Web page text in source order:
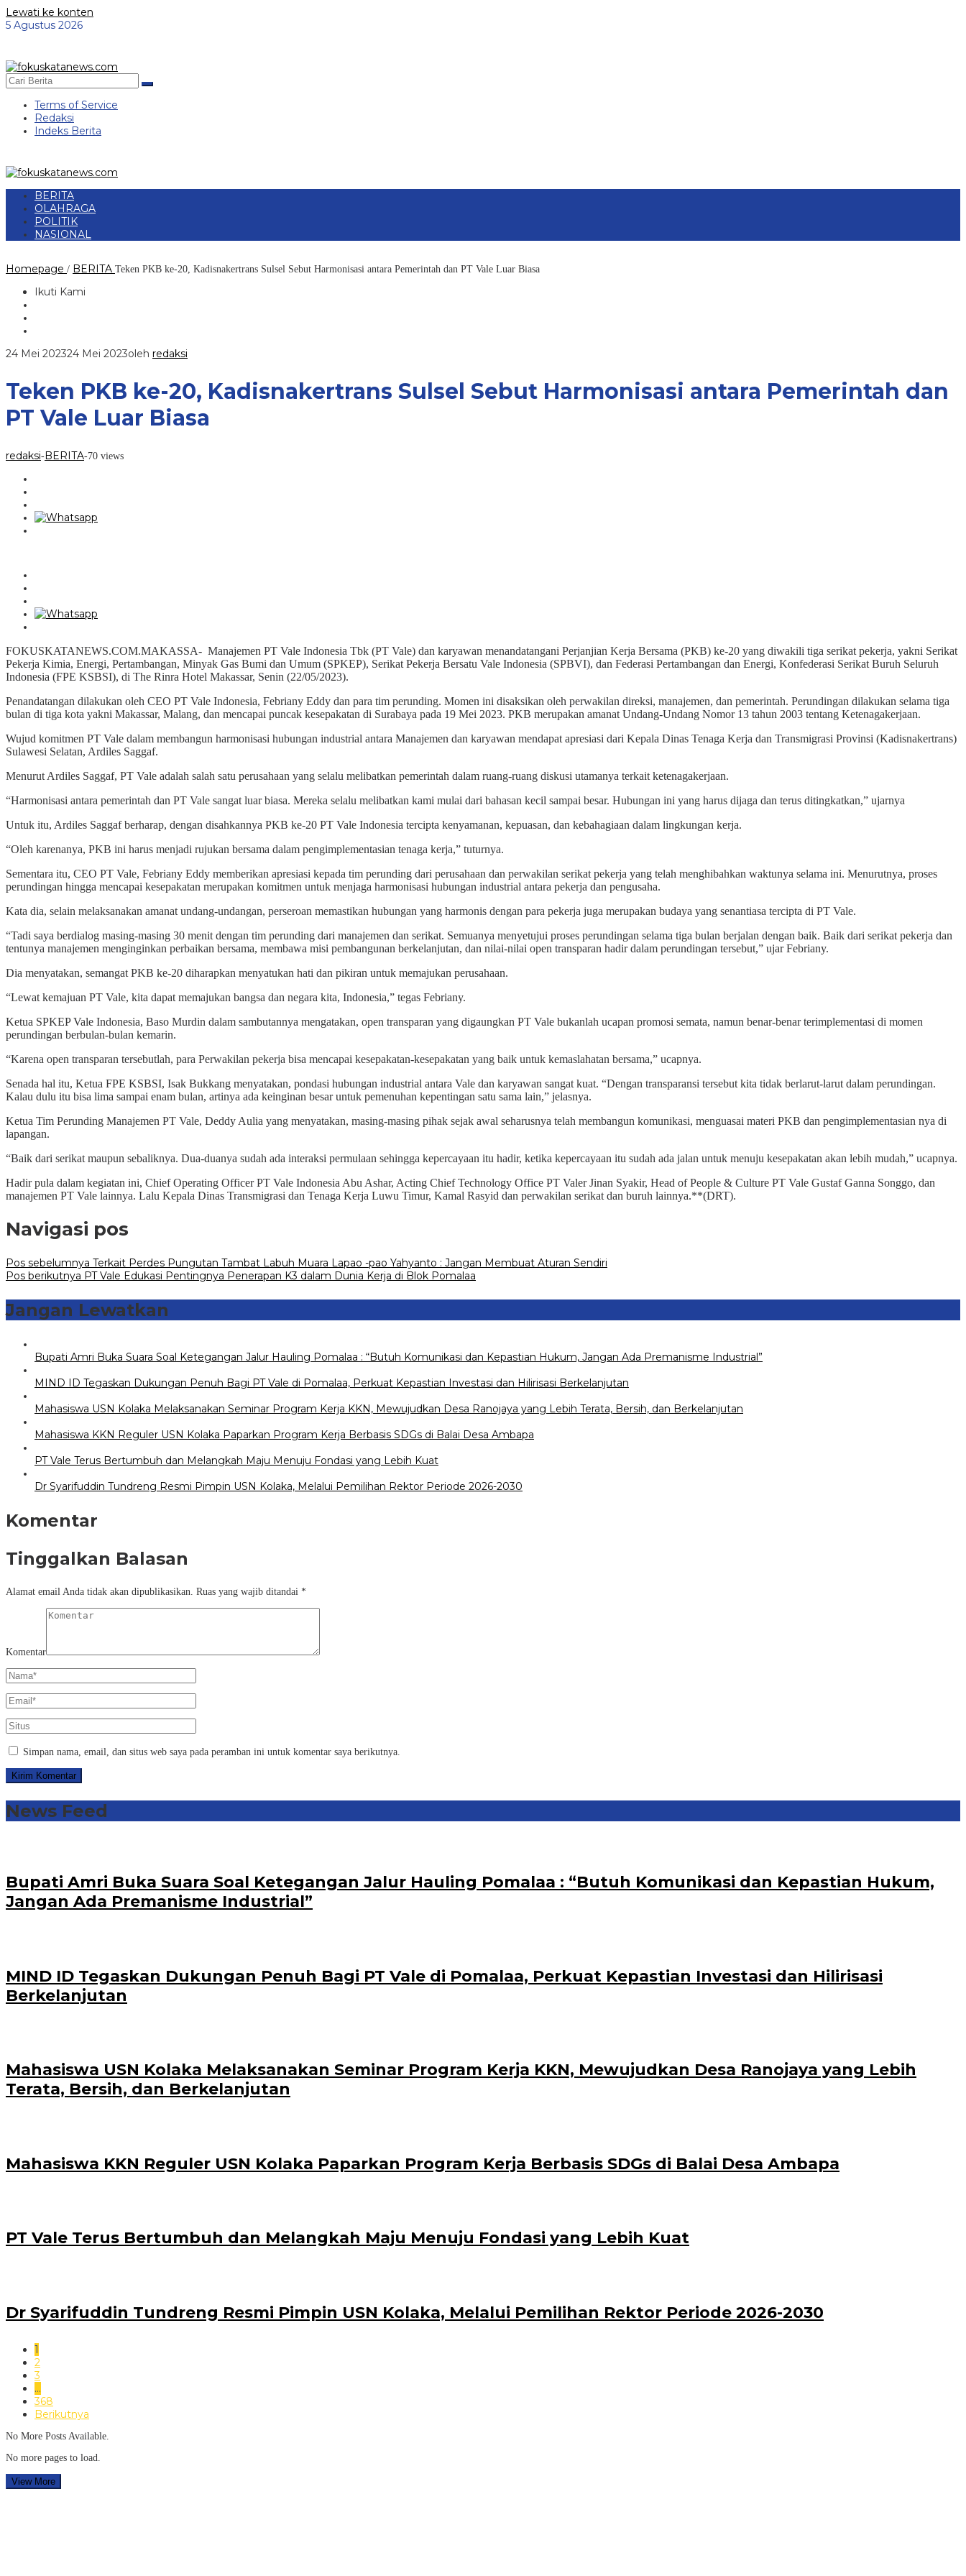
Lewati ke konten
5 Agustus 2026
Terms of Service
Redaksi
Indeks Berita
BERITA
OLAHRAGA
POLITIK
NASIONAL
Homepage / BERITA Teken PKB ke-20, Kadisnakertrans Sulsel Sebut Harmonisasi antara Pemerintah dan PT Vale Luar Biasa
Ikuti Kami
24 Mei 202324 Mei 2023oleh redaksi
Teken PKB ke-20, Kadisnakertrans Sulsel Sebut Harmonisasi antara Pemerintah dan
PT Vale Luar Biasa
redaksi-BERITA-70 views
FOKUSKATANEWS.COM.MAKASSA- Manajemen PT Vale Indonesia Tbk (PT Vale) dan karyawan menandatangani Perjanjian Kerja Bersama (PKB) ke-20 yang diwakili tiga serikat pekerja, yakni Serikat
Pekerja Kimia, Energi, Pertambangan, Minyak Gas Bumi dan Umum (SPKEP), Serikat Pekerja Bersatu Vale Indonesia (SPBVI), dan Federasi Pertambangan dan Energi, Konfederasi Serikat Buruh Seluruh
Indonesia (FPE KSBSI), di The Rinra Hotel Makassar, Senin (22/05/2023).
Penandatangan dilakukan oleh CEO PT Vale Indonesia, Febriany Eddy dan para tim perunding. Momen ini disaksikan oleh perwakilan direksi, manajemen, dan pemerintah. Perundingan dilakukan selama tiga
bulan di tiga kota yakni Makassar, Malang, dan mencapai puncak kesepakatan di Surabaya pada 19 Mei 2023. PKB merupakan amanat Undang-Undang Nomor 13 tahun 2003 tentang Ketenagakerjaan.
Wujud komitmen PT Vale dalam membangun harmonisasi hubungan industrial antara Manajemen dan karyawan mendapat apresiasi dari Kepala Dinas Tenaga Kerja dan Transmigrasi Provinsi (Kadisnakertrans)
Sulawesi Selatan, Ardiles Saggaf.
Menurut Ardiles Saggaf, PT Vale adalah salah satu perusahaan yang selalu melibatkan pemerintah dalam ruang-ruang diskusi utamanya terkait ketenagakerjaan.
“Harmonisasi antara pemerintah dan PT Vale sangat luar biasa. Mereka selalu melibatkan kami mulai dari bahasan kecil sampai besar. Hubungan ini yang harus dijaga dan terus ditingkatkan,” ujarnya
Untuk itu, Ardiles Saggaf berharap, dengan disahkannya PKB ke-20 PT Vale Indonesia tercipta kenyamanan, kepuasan, dan kebahagiaan dalam lingkungan kerja.
“Oleh karenanya, PKB ini harus menjadi rujukan bersama dalam pengimplementasian tenaga kerja,” tuturnya.
Sementara itu, CEO PT Vale, Febriany Eddy memberikan apresiasi kepada tim perunding dari perusahaan dan perwakilan serikat pekerja yang telah menghibahkan waktunya selama ini. Menurutnya, proses
perundingan hingga mencapai kesepakatan merupakan komitmen untuk menjaga harmonisasi hubungan industrial antara pekerja dan pengusaha.
Kata dia, selain melaksanakan amanat undang-undangan, perseroan memastikan hubungan yang harmonis dengan para pekerja juga merupakan budaya yang senantiasa tercipta di PT Vale.
“Tadi saya berdialog masing-masing 30 menit dengan tim perunding dari manajemen dan serikat. Semuanya menyetujui proses perundingan selama tiga bulan berjalan dengan baik. Baik dari serikat pekerja dan
tentunya manajemen menginginkan perbaikan bersama, membawa misi pembangunan berkelanjutan, dan nilai-nilai open transparan hadir dalam perundingan tersebut,” ujar Febriany.
Dia menyatakan, semangat PKB ke-20 diharapkan menyatukan hati dan pikiran untuk memajukan perusahaan.
“Lewat kemajuan PT Vale, kita dapat memajukan bangsa dan negara kita, Indonesia,” tegas Febriany.
Ketua SPKEP Vale Indonesia, Baso Murdin dalam sambutannya mengatakan, open transparan yang digaungkan PT Vale bukanlah ucapan promosi semata, namun benar-benar terimplementasi di momen
perundingan berbulan-bulan kemarin.
“Karena open transparan tersebutlah, para Perwakilan pekerja bisa mencapai kesepakatan-kesepakatan yang baik untuk kemaslahatan bersama,” ucapnya.
Senada hal itu, Ketua FPE KSBSI, Isak Bukkang menyatakan, pondasi hubungan industrial antara Vale dan karyawan sangat kuat. “Dengan transparansi tersebut kita tidak berlarut-larut dalam perundingan.
Kalau dulu itu bisa lima sampai enam bulan, artinya ada keinginan besar untuk pemenuhan kepentingan satu sama lain,” jelasnya.
Ketua Tim Perunding Manajemen PT Vale, Deddy Aulia yang menyatakan, masing-masing pihak sejak awal seharusnya telah membangun komunikasi, menguasai materi PKB dan pengimplementasian nya di
lapangan.
“Baik dari serikat maupun sebaliknya. Dua-duanya sudah ada interaksi permulaan sehingga kepercayaan itu hadir, ketika kepercayaan itu sudah ada jalan untuk menuju kesepakatan akan lebih mudah,” ucapnya.
Hadir pula dalam kegiatan ini, Chief Operating Officer PT Vale Indonesia Abu Ashar, Acting Chief Technology Office PT Valer Jinan Syakir, Head of People & Culture PT Vale Gustaf Ganna Songgo, dan
manajemen PT Vale lainnya. Lalu Kepala Dinas Transmigrasi dan Tenaga Kerja Luwu Timur, Kamal Rasyid dan perwakilan serikat dan buruh lainnya.**(DRT).
Navigasi pos
Pos sebelumnya Terkait Perdes Pungutan Tambat Labuh Muara Lapao -pao Yahyanto : Jangan Membuat Aturan Sendiri
Pos berikutnya PT Vale Edukasi Pentingnya Penerapan K3 dalam Dunia Kerja di Blok Pomalaa
Jangan Lewatkan
Bupati Amri Buka Suara Soal Ketegangan Jalur Hauling Pomalaa : “Butuh Komunikasi dan Kepastian Hukum, Jangan Ada Premanisme Industrial”
MIND ID Tegaskan Dukungan Penuh Bagi PT Vale di Pomalaa, Perkuat Kepastian Investasi dan Hilirisasi Berkelanjutan
Mahasiswa USN Kolaka Melaksanakan Seminar Program Kerja KKN, Mewujudkan Desa Ranojaya yang Lebih Terata, Bersih, dan Berkelanjutan
Mahasiswa KKN Reguler USN Kolaka Paparkan Program Kerja Berbasis SDGs di Balai Desa Ambapa
PT Vale Terus Bertumbuh dan Melangkah Maju Menuju Fondasi yang Lebih Kuat
Dr Syarifuddin Tundreng Resmi Pimpin USN Kolaka, Melalui Pemilihan Rektor Periode 2026-2030
Komentar
Tinggalkan Balasan
Alamat email Anda tidak akan dipublikasikan. Ruas yang wajib ditandai *
Komentar
Simpan nama, email, dan situs web saya pada peramban ini untuk komentar saya berikutnya.
News Feed
Bupati Amri Buka Suara Soal Ketegangan Jalur Hauling Pomalaa : “Butuh Komunikasi dan Kepastian Hukum,
Jangan Ada Premanisme Industrial”
MIND ID Tegaskan Dukungan Penuh Bagi PT Vale di Pomalaa, Perkuat Kepastian Investasi dan Hilirisasi
Berkelanjutan
Mahasiswa USN Kolaka Melaksanakan Seminar Program Kerja KKN, Mewujudkan Desa Ranojaya yang Lebih
Terata, Bersih, dan Berkelanjutan
Mahasiswa KKN Reguler USN Kolaka Paparkan Program Kerja Berbasis SDGs di Balai Desa Ambapa
PT Vale Terus Bertumbuh dan Melangkah Maju Menuju Fondasi yang Lebih Kuat
Dr Syarifuddin Tundreng Resmi Pimpin USN Kolaka, Melalui Pemilihan Rektor Periode 2026-2030
1
2
3
…
368
Berikutnya
No More Posts Available.
No more pages to load.
View More